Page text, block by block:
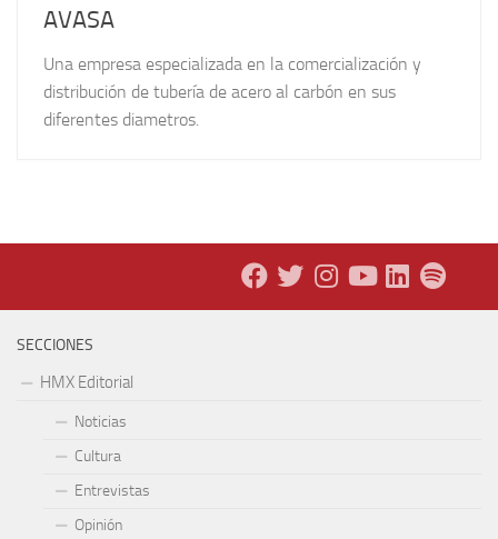
AVASA
Una empresa especializada en la comercialización y
distribución de tubería de acero al carbón en sus
diferentes diametros.
SECCIONES
HMX Editorial
Noticias
Cultura
Entrevistas
Opinión